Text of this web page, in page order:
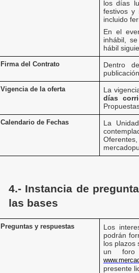
los días
festivos y
incluido
En el
inhábil,
hábil
Firma del Contrato
Dentro
Vigencia de la oferta
La
días
Calendario de Fechas
La
4.- Instancia de
las bases
Preguntas y respuestas
Los
podrán
los plazos
un foro
presente